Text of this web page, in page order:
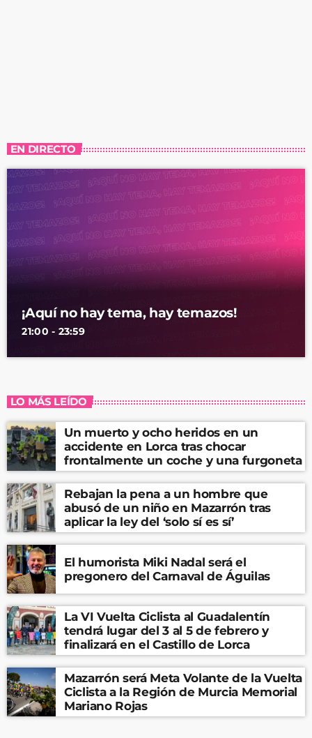
EN DIRECTO
¡Aquí no hay tema, hay temazos!
21:00 - 23:59
LO MÁS LEÍDO
Un muerto y ocho heridos en un
accidente en Lorca tras chocar
frontalmente un coche y una furgoneta
Rebajan la pena a un hombre que
abusó de un niño en Mazarrón tras
aplicar la ley del ‘solo sí es sí’
El humorista Miki Nadal será el
pregonero del Carnaval de Águilas
La VI Vuelta Ciclista al Guadalentín
tendrá lugar del 3 al 5 de febrero y
finalizará en el Castillo de Lorca
Mazarrón será Meta Volante de la Vuelta
Ciclista a la Región de Murcia Memorial
Mariano Rojas